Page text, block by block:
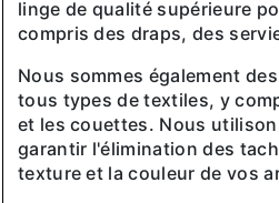
linge de qualité supérieure
compris des draps, des
Nous sommes également des experts en matière de nettoyage de
tous types de textiles, y
et les couettes. Nous
garantir l'élimination des
texture et la couleur de vos